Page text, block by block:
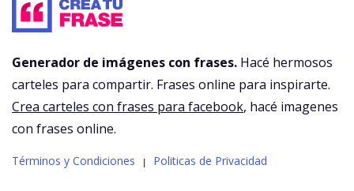
Generador de imágenes con frases. Hacé hermosos
carteles para compartir. Frases online para inspirarte.
Crea carteles con frases para facebook, hacé imagenes
con frases online.
Términos y Condiciones | Politicas de Privacidad